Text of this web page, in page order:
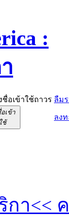
ชื่อเข้าใช้ถาวร ลืม
เข้า
ใช้
ลง
กา<<